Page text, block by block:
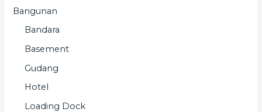
Bangunan
Bandara
Basement
Gudang
Hotel
Loading Dock